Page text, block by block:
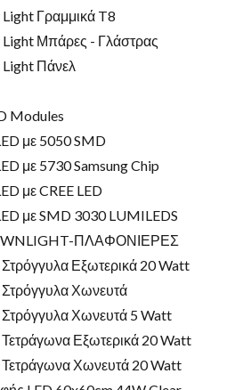
Γραμμικά T8
Light Μπάρες - Γλάστρας
Light Πάνελ
Modules
με 5050 SMD
με 5730 Samsung Chip
με CREE LED
με SMD 3030 LUMILEDS
ΠΛΑΦΟΝΙΕΡΕΣ
Στρόγγυλα Εξωτερικά 20 Watt
Στρόγγυλα Χωνευτά
Στρόγγυλα Χωνευτά 5 Watt
Τετράγωνα Εξωτερικά 20 Watt
Τετράγωνα Χωνευτά 20 Watt